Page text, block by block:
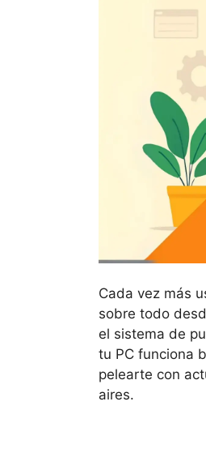
Cada vez más
sobre todo
el sistema de
tu PC funciona
pelearte con
aires.